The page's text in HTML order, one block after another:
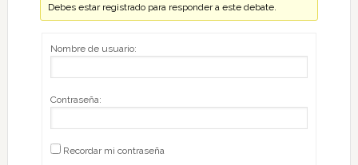
Debes estar registrado para responder a este debate.
Nombre de usuario:
Contraseña:
Recordar mi contraseña